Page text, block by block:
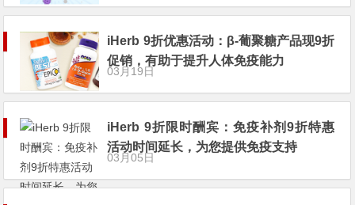
iHerb 9折优惠活动：β-葡聚糖产品现9折
促销，有助于提升人体免疫能力
03月19日
iHerb 9折限时酬宾：免疫补剂9折特惠
活动时间延长，为您提供免疫支持
03月05日